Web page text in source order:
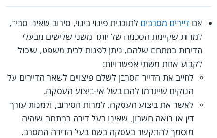
אם דיירים מסרבים לתוכנית פינוי בינוי, סירוב שאינו סביר,
למרות שקיימת הסכמה של יותר משני שלישים מבעלי
הדירות במתחם שלהם, ניתן לפנות לבית משפט, שיכול
לקבוע אחת משתי אפשרויות:
לחייב את הדייר הסרבן לשלם פיצויים לשאר הדיירים על
הנזקים שייגרמו להם בשל אי-ביצוע העסקה.
לאשר את ביצוע העסקה, למרות הסירוב, ולמנות עורך
דין או רואה חשבון, שאינו בעל דירה במתחם שיהיה
מוסמך להתקשר בעסקה בשם בעל הדירה המסרב.